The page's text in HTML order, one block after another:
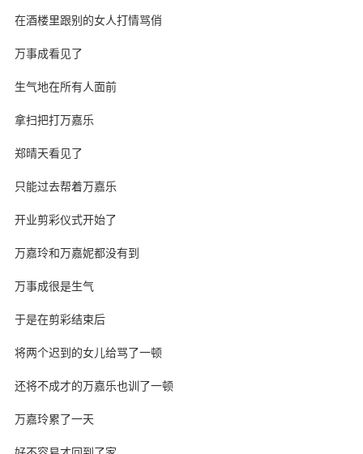
在酒楼里跟别的女人打情骂俏
万事成看见了
生气地在所有人面前
拿扫把打万嘉乐
郑晴天看见了
只能过去帮着万嘉乐
开业剪彩仪式开始了
万嘉玲和万嘉妮都没有到
万事成很是生气
于是在剪彩结束后
将两个迟到的女儿给骂了一顿
还将不成才的万嘉乐也训了一顿
万嘉玲累了一天